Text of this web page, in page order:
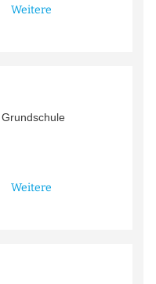
Weitere
Weitere